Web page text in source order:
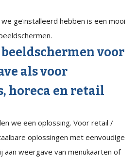
voor
als voor
horeca en retail
we een oplossing. Voor retail /
oplossingen met eenvoudige
aan weergave van menukaarten of